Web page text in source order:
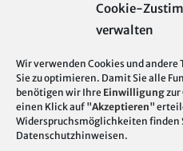
Cookie-
verwalten
Wir verwenden Cookies und
Sie zu optimieren. Damit Sie alle
benötigen wir Ihre Einwilligungzur
einen Klick auf "Akzeptieren"
Widerspruchsmöglichkeiten finden
Datenschutzhinweisen.
Presse
Glossar
Impressum
© 2026
Stadtentwässerung